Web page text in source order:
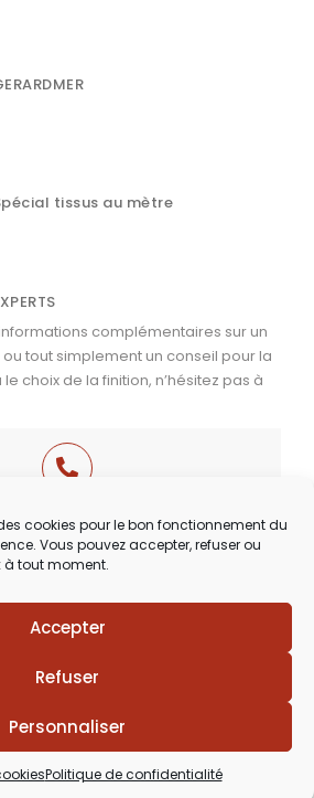
cookies pour le bon fonctionnement du
Vous pouvez accepter, refuser ou
à tout moment.
Accepter
Refuser
Personnaliser
Politique de confidentialité
tissus au mètre
complémentaires sur un
tout simplement un conseil pour la
choix de la finition, n’hésitez pas à
60 49 17
Mardi au Samedi